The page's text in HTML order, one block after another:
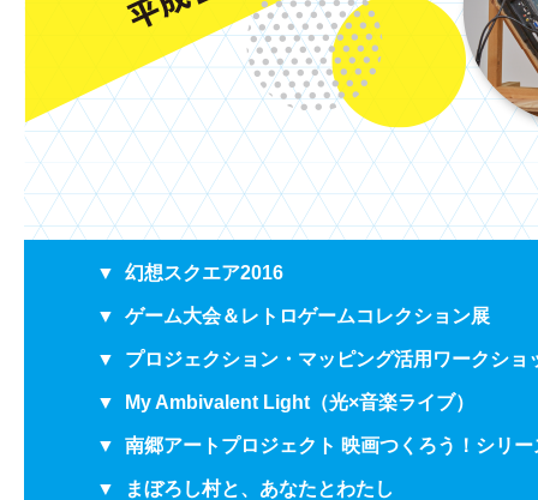
▼ 幻想スクエア2016
▼ ゲーム大会＆レトロゲームコレクション展
▼ プロジェクション・マッピング活用ワークショ
▼ My Ambivalent Light（光×音楽ライブ）
▼ 南郷アートプロジェクト 映画つくろう！シリー
▼ まぼろし村と、あなたとわたし